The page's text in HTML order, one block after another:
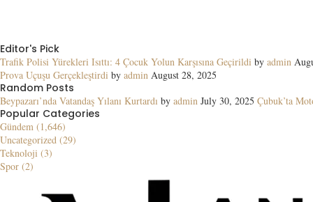
Editor's Pick
Trafik Polisi Yürekleri Isıttı: 4 Çocuk Yolun Karşısına Geçirildi by admin
Prova Uçuşu Gerçekleştirdi by admin August 28, 2025
Random Posts
Beypazarı’nda Vatandaş Yılanı Kurtardı by admin July 30, 2025 Çubuk’ta
Popular Categories
Gündem (1,646)
Uncategorized (29)
Teknoloji (3)
Spor (2)